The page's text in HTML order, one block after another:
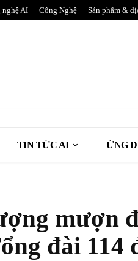
nghệ AI Công Nghệ Sản phẩm &
TIN TỨC AI ỨNG
mượn
đài 114